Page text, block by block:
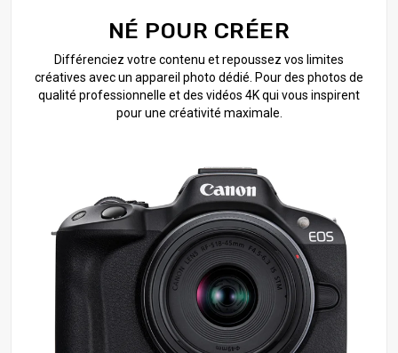
NÉ POUR CRÉER
Différenciez votre contenu et repoussez vos limites
créatives avec un appareil photo dédié. Pour des photos de
qualité professionnelle et des vidéos 4K qui vous inspirent
pour une créativité maximale.